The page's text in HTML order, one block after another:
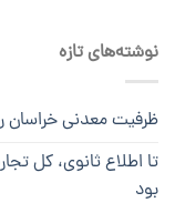
نوشته‌های تازه
ظرفیت معدنی خراسان رضوی به ۹۳۰
تا اطلاع ثانوی، کل
بود